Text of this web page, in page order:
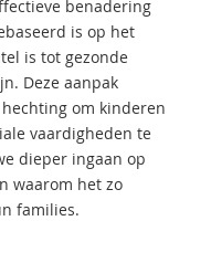
benadering
is op het
is tot gezonde
Deze aanpak
om kinderen
vaardigheden te
dieper ingaan op
waarom het zo
families.